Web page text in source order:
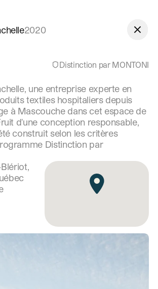
2020
Distinction par MONTONI
une entreprise experte en
textiles hospitaliers depuis
à Mascouche dans cet espace de
d'une conception responsable,
construit selon les critères
Distinction par